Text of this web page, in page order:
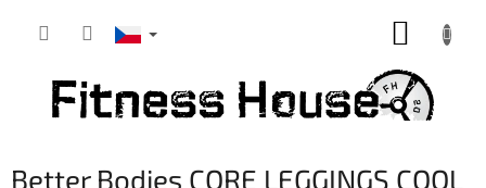
Better Bodies CORE LEGGINGS COOL